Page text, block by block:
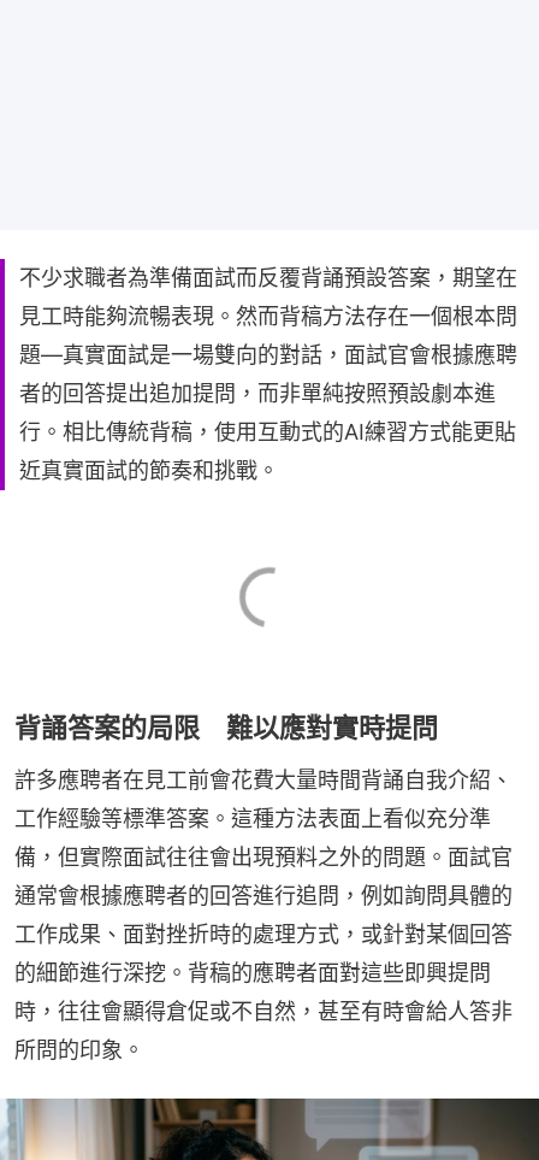
不少求職者為準備面試而反覆背誦預設答案，期望在
見工時能夠流暢表現。然而背稿方法存在一個根本問
題—真實面試是一場雙向的對話，面試官會根據應聘
者的回答提出追加提問，而非單純按照預設劇本進
行。相比傳統背稿，使用互動式的AI練習方式能更貼
近真實面試的節奏和挑戰。
背誦答案的局限 難以應對實時提問
許多應聘者在見工前會花費大量時間背誦自我介紹、
工作經驗等標準答案。這種方法表面上看似充分準
備，但實際面試往往會出現預料之外的問題。面試官
通常會根據應聘者的回答進行追問，例如詢問具體的
工作成果、面對挫折時的處理方式，或針對某個回答
的細節進行深挖。背稿的應聘者面對這些即興提問
時，往往會顯得倉促或不自然，甚至有時會給人答非
所問的印象。